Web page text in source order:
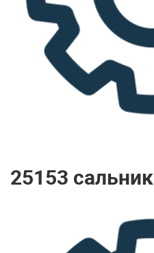
25153 сальник